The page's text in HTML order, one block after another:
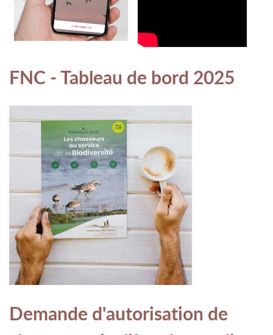
FNC - Tableau de bord 2025
Demande d'autorisation de